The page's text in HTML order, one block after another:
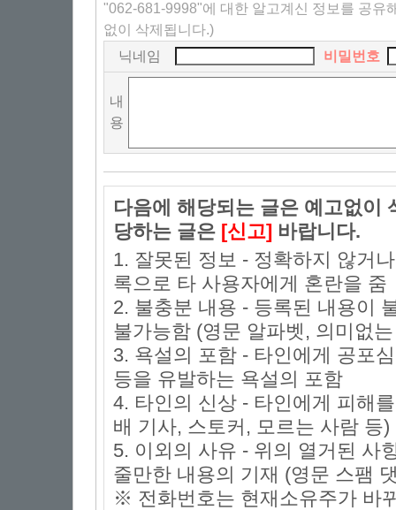
"062-681-9998"에 대한 알고계신 정보를 공유
없이 삭제됩니다.)
닉네임
비밀번호
내
용
다음에 해당되는 글은 예고없이
당하는 글은 [신고] 바랍니다.
1. 잘못된 정보 - 정확하지 않거
록으로 타 사용자에게 혼란을 줌
2. 불충분 내용 - 등록된 내용이
불가능함 (영문 알파벳, 의미없
3. 욕설의 포함 - 타인에게 공포
등을 유발하는 욕설의 포함
4. 타인의 신상 - 타인에게 피해
배 기사, 스토커, 모르는 사람 등)
5. 이외의 사유 - 위의 열거된 사
줄만한 내용의 기재 (영문 스팸
※ 전화번호는 현재소유주가 바